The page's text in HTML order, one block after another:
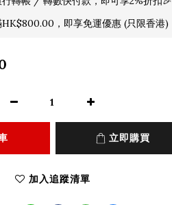
，即享免運優惠 (只限香港)
立即購買
加入追蹤清單